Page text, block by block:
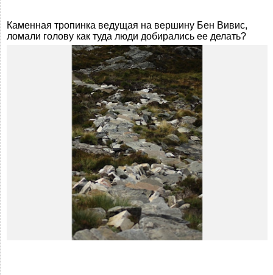
Каменная тропинка ведущая на вершину Бен Вивис,
ломали голову как туда люди добирались ее делать?